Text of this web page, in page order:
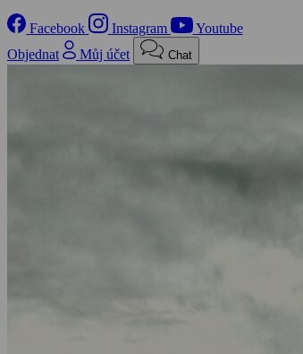
Facebook Instagram
Youtube
Objednat
Můj účet Chat